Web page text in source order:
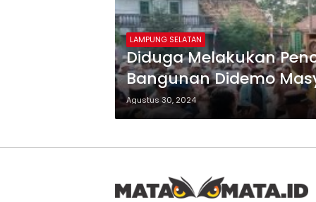
LAMPUNG SELATAN
Diduga Melakukan
Bangunan Didemo
Agustus 30, 2024